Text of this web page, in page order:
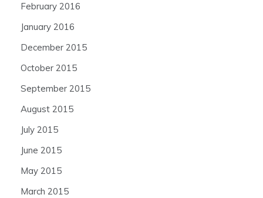
February 2016
January 2016
December 2015
October 2015
September 2015
August 2015
July 2015
June 2015
May 2015
March 2015